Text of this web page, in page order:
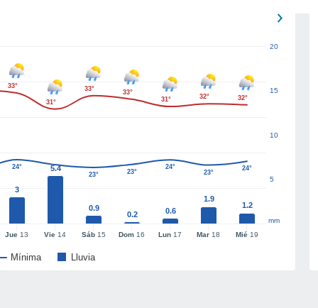
Mínima Lluvia
Jue 13 Vie 14 Sáb15 Dom 16 Lun 17 Mar 18 Mié19
5
10
15
20
mm
3
5.4
0.9
0.2 0.6
1.9
1.2
33°
31°
33°
33°
31°
32° 32°
24°
23°
23°
24°
23°
24°